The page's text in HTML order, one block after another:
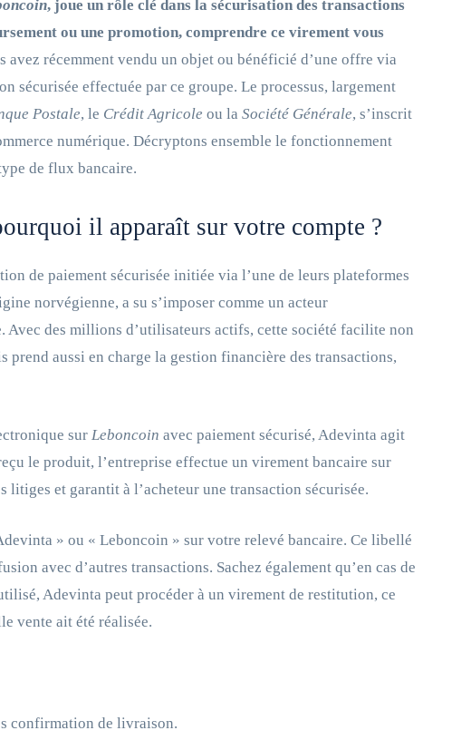
, joue un rôle clé dans la sécurisation des transactions
ou une promotion, comprendre ce virement vous
avez récemment vendu un objet ou bénéficié d’une offre via
sécurisée effectuée par ce groupe. Le processus, largement
Postale, le Crédit Agricole ou la Société Générale, s’inscrit
numérique. Décryptons ensemble le fonctionnement
de flux bancaire.
il apparaît sur votre compte ?
de paiement sécurisée initiée via l’une de leurs plateformes
norvégienne, a su s’imposer comme un acteur
Avec des millions d’utilisateurs actifs, cette société facilite non
prend aussi en charge la gestion financière des transactions,
sur Leboncoin avec paiement sécurisé, Adevinta agit
le produit, l’entreprise effectue un virement bancaire sur
et garantit à l’acheteur une transaction sécurisée.
» ou « Leboncoin » sur votre relevé bancaire. Ce libellé
avec d’autres transactions. Sachez également qu’en cas de
Adevinta peut procéder à un virement de restitution, ce
vente ait été réalisée.
confirmation de livraison.